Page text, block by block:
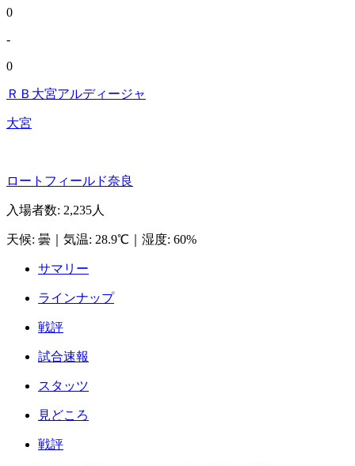
0
-
0
ＲＢ大宮アルディージャ
大宮
ロートフィールド奈良
入場者数: 2,235人
天候: 曇 気温: 28.9℃ 湿度: 60%
サマリー
ラインナップ
戦評
試合速報
スタッツ
見どころ
戦評